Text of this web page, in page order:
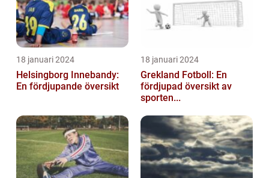
18 januari 2024
Helsingborg Innebandy:
En fördjupande översikt
18 januari 2024
Grekland Fotboll: En
fördjupad översikt av
sporten...